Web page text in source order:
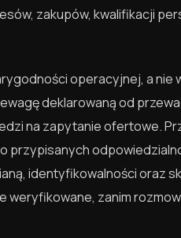
zakupów, kwalifikacji
operacyjnej, a nie
deklarowaną od
na zapytanie ofertowe.
przypisanych
identyfikowalności oraz
weryfikowane, zanim